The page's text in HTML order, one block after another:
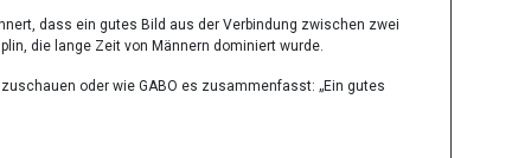
dass ein gutes Bild aus der Verbindung zwischen zwei
die lange Zeit von Männern dominiert wurde.
oder wie GABO es zusammenfasst: „Ein gutes